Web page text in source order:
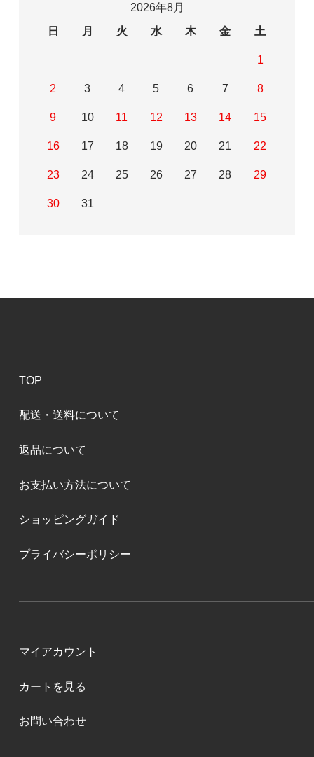
2026年8月
日
月 火 水 木 金 土
1
2 3 4 5 6 7 8
9 10 11 12 13 14 15
16 17 18 19 20 21 22
23 24 25 26 27 28 29
30 31
TOP
配送・送料について
返品について
お支払い方法について
ショッピングガイド
プライバシーポリシー
マイアカウント
カートを見る
お問い合わせ